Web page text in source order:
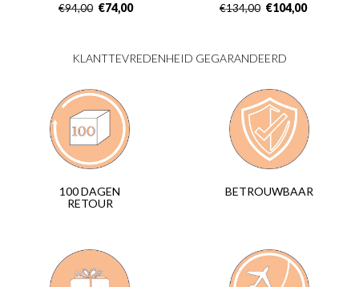
€94,00 €74,00 €134,00 €104,00
KLANTTEVREDENHEID GEGARANDEERD
100 DAGEN
RETOUR
BETROUWBAAR